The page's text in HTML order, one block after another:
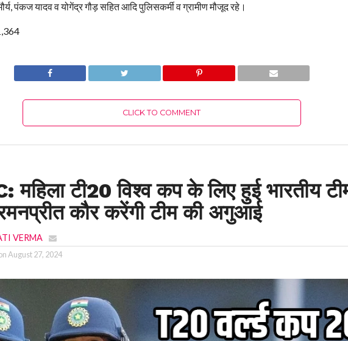
पंकज यादव व योगेंद्र गौड़ सहित आदि पुलिसकर्मी व ग्रामीण मौजूद रहे।
CLICK TO COMMENT
महिला टी20 विश्व कप के लिए हुई भारतीय
कौर करेंगी टीम की अगुआई
VERMA
August 27, 2024